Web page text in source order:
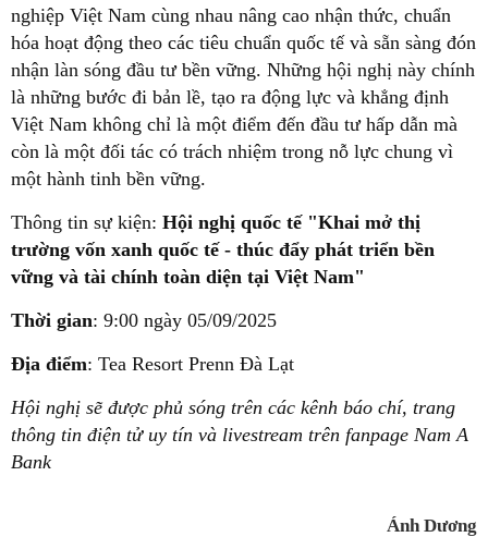
nghiệp Việt Nam cùng nhau nâng cao nhận thức, chuẩn
hóa hoạt động theo các tiêu chuẩn quốc tế và sẵn sàng đón
nhận làn sóng đầu tư bền vững. Những hội nghị này chính
là những bước đi bản lề, tạo ra động lực và khẳng định
Việt Nam không chỉ là một điểm đến đầu tư hấp dẫn mà
còn là một đối tác có trách nhiệm trong nỗ lực chung vì
một hành tinh bền vững.
Thông tin sự kiện: Hội nghị quốc tế "Khai mở thị
trường vốn xanh quốc tế - thúc đẩy phát triển bền
vững và tài chính toàn diện tại Việt Nam"
Thời gian: 9:00 ngày 05/09/2025
Địa điểm: Tea Resort Prenn Đà Lạt
Hội nghị sẽ được phủ sóng trên các kênh báo chí, trang
thông tin điện tử uy tín và livestream trên fanpage Nam A
Bank
Ánh Dương